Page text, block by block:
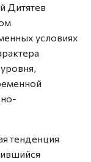
Дитятев
условиях
тенденция